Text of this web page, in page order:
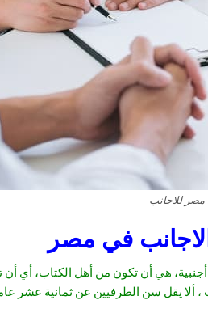
مصر للاجانب
في مصر
هي أن تكون من أهل الكتاب، أي أن
ألا يقل سن الطرفيين عن ثمانية عشر